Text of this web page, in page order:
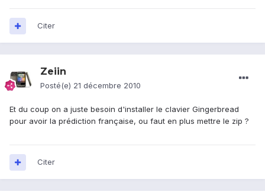
Citer
Zeiin
Posté(e) 21 décembre 2010
Et du coup on a juste besoin d'installer le clavier Gingerbread
pour avoir la prédiction française, ou faut en plus mettre le zip ?
Citer